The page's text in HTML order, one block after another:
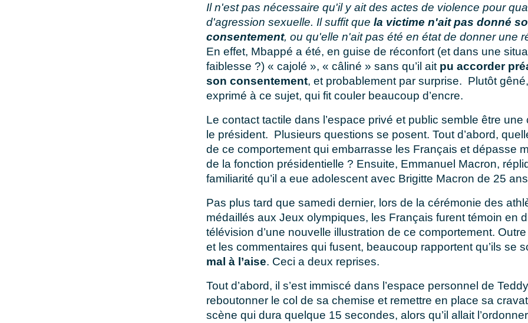
Il n'est pas nécessaire qu'il y ait des actes de violence pour
d'agression sexuelle. Il suffit que la victime n'ait pas donné
consentement, ou qu'elle n'ait pas été en état de donner une
En effet, Mbappé a été, en guise de réconfort (et dans une
faiblesse ?) « cajolé », « câliné » sans qu’il ait pu accorder
son consentement, et probablement par surprise. Plutôt
exprimé à ce sujet, qui fit couler beaucoup d’encre.
Le contact tactile dans l’espace privé et public semble être
le président. Plusieurs questions se posent. Tout d’abord,
de ce comportement qui embarrasse les Français et dépasse
de la fonction présidentielle ? Ensuite, Emmanuel Macron,
familiarité qu’il a eue adolescent avec Brigitte Macron de 25
Pas plus tard que samedi dernier, lors de la cérémonie des
médaillés aux Jeux olympiques, les Français furent témoin en
télévision d’une nouvelle illustration de ce comportement.
et les commentaires qui fusent, beaucoup rapportent qu’ils se
mal à l’aise. Ceci a deux reprises.
Tout d’abord, il s’est immiscé dans l’espace personnel de
reboutonner le col de sa chemise et remettre en place sa
scène qui dura quelque 15 secondes, alors qu’il allait